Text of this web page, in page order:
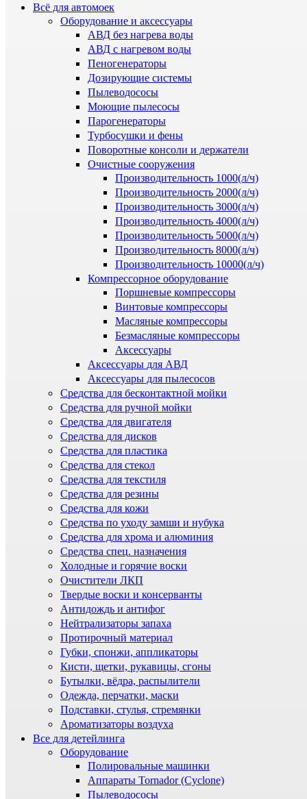
Всё для автомоек
Оборудование и аксессуары
АВД без нагрева воды
АВД с нагревом воды
Пеногенераторы
Дозирующие системы
Пылеводососы
Моющие пылесосы
Парогенераторы
Турбосушки и фены
Поворотные консоли и держатели
Очистные сооружения
Производительность 1000(л/ч)
Производительность 2000(л/ч)
Производительность 3000(л/ч)
Производительность 4000(л/ч)
Производительность 5000(л/ч)
Производительность 8000(л/ч)
Производительность 10000(л/ч)
Компрессорное оборудование
Поршневые компрессоры
Винтовые компрессоры
Масляные компрессоры
Безмасляные компрессоры
Аксессуары
Аксессуары для АВД
Аксессуары для пылесосов
Средства для бесконтактной мойки
Средства для ручной мойки
Средства для двигателя
Средства для дисков
Средства для пластика
Средства для стекол
Средства для текстиля
Средства для резины
Средства для кожи
Средства по уходу замши и нубука
Средства для хрома и алюминия
Средства спец. назначения
Холодные и горячие воски
Очистители ЛКП
Твердые воски и консерванты
Антидождь и антифог
Нейтрализаторы запаха
Протирочный материал
Губки, спонжи, аппликаторы
Кисти, щетки, рукавицы, сгоны
Бутылки, вёдра, распылители
Одежда, перчатки, маски
Подставки, стулья, стремянки
Ароматизаторы воздуха
Все для детейлинга
Оборудование
Полировальные машинки
Аппараты Tornador (Cyclone)
Пылеводососы